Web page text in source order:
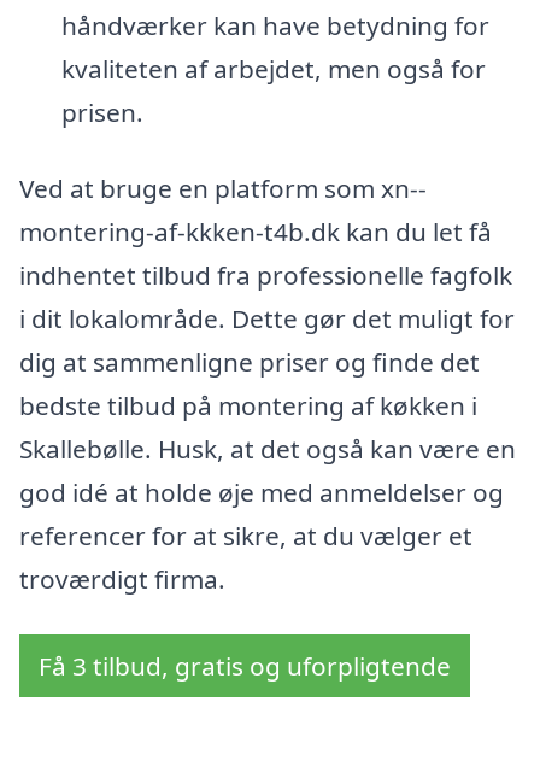
håndværker kan have betydning for
kvaliteten af arbejdet, men også for
prisen.
Ved at bruge en platform som xn--
montering-af-kkken-t4b.dk kan du let få
indhentet tilbud fra professionelle fagfolk
i dit lokalområde. Dette gør det muligt for
dig at sammenligne priser og finde det
bedste tilbud på montering af køkken i
Skallebølle. Husk, at det også kan være en
god idé at holde øje med anmeldelser og
referencer for at sikre, at du vælger et
troværdigt firma.
Få 3 tilbud, gratis og uforpligtende